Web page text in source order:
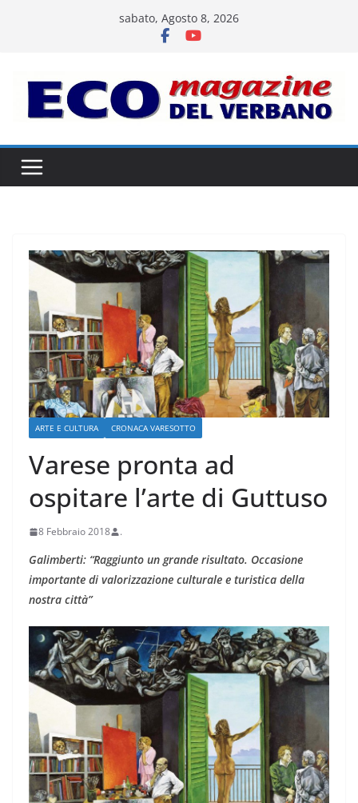
sabato, Agosto 8, 2026
ARTE E CULTURA CRONACA VARESOTTO
Varese pronta ad
ospitare l’arte di Guttuso
8 Febbraio 2018 .
Galimberti: “Raggiunto un grande risultato. Occasione
importante di valorizzazione culturale e turistica della
nostra città”